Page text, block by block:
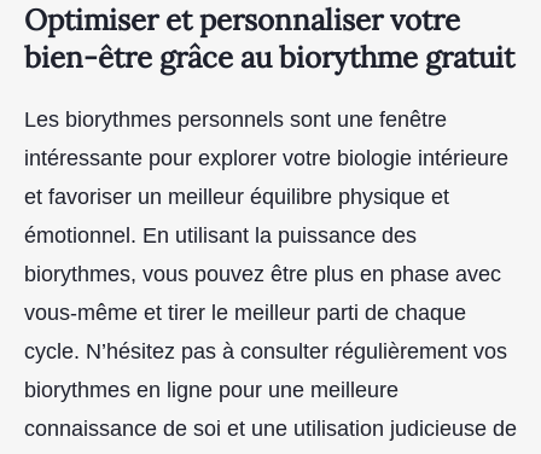
Optimiser et personnaliser votre
bien-être grâce au biorythme gratuit
Les biorythmes personnels sont une fenêtre
intéressante pour explorer votre biologie intérieure
et favoriser un meilleur équilibre physique et
émotionnel. En utilisant la puissance des
biorythmes, vous pouvez être plus en phase avec
vous-même et tirer le meilleur parti de chaque
cycle. N’hésitez pas à consulter régulièrement vos
biorythmes en ligne pour une meilleure
connaissance de soi et une utilisation judicieuse de